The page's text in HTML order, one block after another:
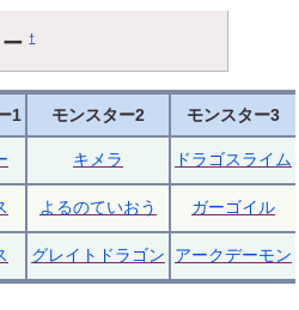
ー†
1 モンスター2 モンスター3
キメラ ドラゴスライム
よるのていおう ガーゴイル
グレイトドラゴン アークデーモン